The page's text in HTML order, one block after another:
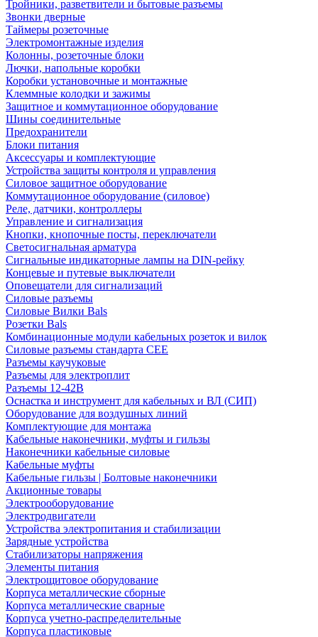
Тройники, разветвители и бытовые разъемы
Звонки дверные
Таймеры розеточные
Электромонтажные изделия
Колонны, розеточные блоки
Лючки, напольные коробки
Коробки установочные и монтажные
Клеммные колодки и зажимы
Защитное и коммутационное оборудование
Шины соединительные
Предохранители
Блоки питания
Аксессуары и комплектующие
Устройства защиты контроля и управления
Силовое защитное оборудование
Коммутационное оборудование (силовое)
Реле, датчики, контроллеры
Управление и сигнализация
Кнопки, кнопочные посты, переключатели
Светосигнальная арматура
Сигнальные индикаторные лампы на DIN-рейку
Концевые и путевые выключатели
Оповещатели для сигнализаций
Силовые разъемы
Силовые Вилки Bals
Розетки Bals
Комбинационные модули кабельных розеток и вилок
Силовые разъемы стандарта CEE
Разъемы каучуковые
Разъемы для электроплит
Разъемы 12-42В
Оснастка и инструмент для кабельных и ВЛ (СИП)
Оборудование для воздушных линий
Комплектующие для монтажа
Кабельные наконечники, муфты и гильзы
Наконечники кабельные силовые
Кабельные муфты
Кабельные гильзы | Болтовые наконечники
Акционные товары
Электрооборудование
Электродвигатели
Устройства электропитания и стабилизации
Зарядные устройства
Стабилизаторы напряжения
Элементы питания
Электрощитовое оборудование
Корпуса металлические сборные
Корпуса металлические сварные
Корпуса учетно-распределительные
Корпуса пластиковые